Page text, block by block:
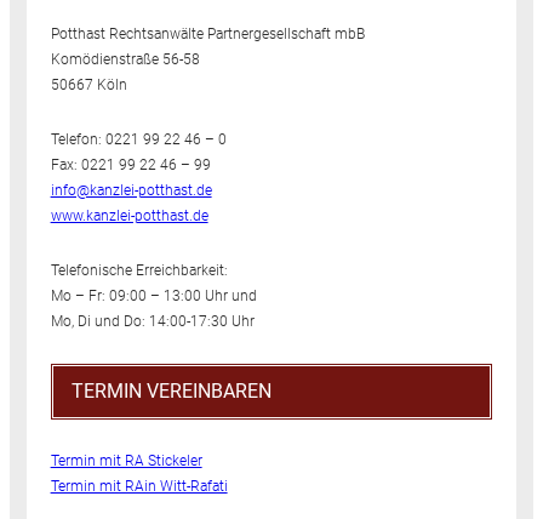
Potthast Rechtsanwälte Partnergesellschaft mbB
Komödienstraße 56-58
50667 Köln
Telefon: 0221 99 22 46 – 0
Fax: 0221 99 22 46 – 99
info@kanzlei-potthast.de
www.kanzlei-potthast.de
Telefonische Erreichbarkeit:
Mo – Fr: 09:00 – 13:00 Uhr und
Mo, Di und Do: 14:00-17:30 Uhr
TERMIN VEREINBAREN
Termin mit RA Stickeler
Termin mit RAin Witt-Rafati